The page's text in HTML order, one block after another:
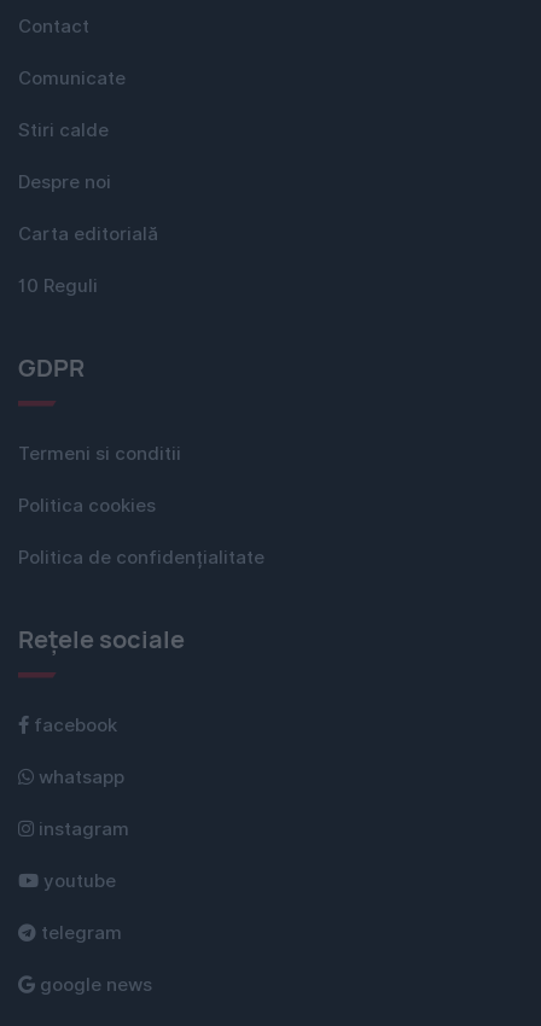
Contact
Comunicate
Stiri calde
Despre noi
Carta editorială
10 Reguli
GDPR
Termeni si conditii
Politica cookies
Politica de confidențialitate
Rețele sociale
facebook
whatsapp
instagram
youtube
telegram
google news